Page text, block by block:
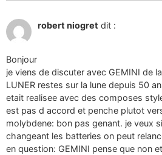
robert niogret dit :
Bonjour
je viens de discuter avec GEMINI de
LUNER restes sur la lune depuis 50
etait realisee avec des composes
est pas d accord et penche plutot
molybdene: bon pas genant. je veux
changeant les batteries on peut
en question: GEMINI pense que non